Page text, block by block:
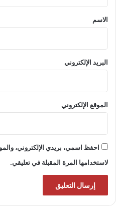
*
الاسم
البريد الإلكتروني
الموقع الإلكتروني
احفظ اسمي، بريدي الإلكتروني،
لاستخدامها المرة المقبلة في تعليقي.